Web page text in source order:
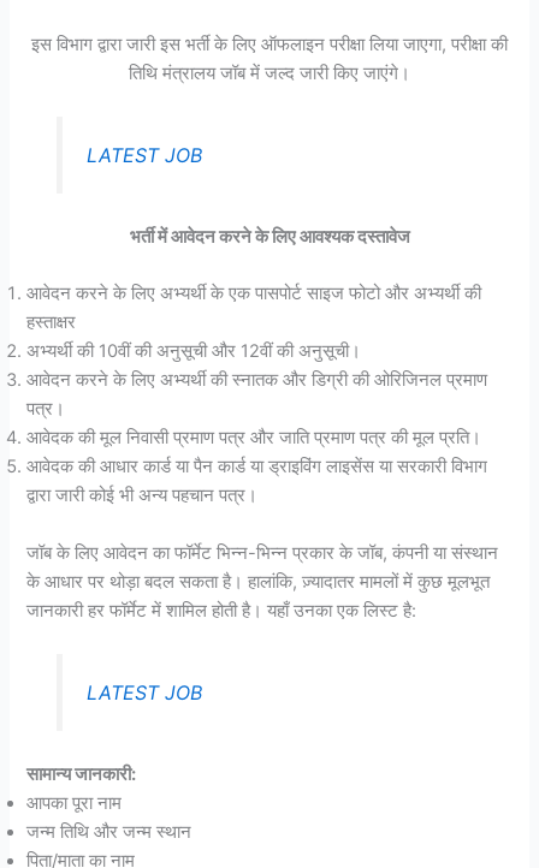
इस विभाग द्वारा जारी इस भर्ती के लिए ऑफलाइन परीक्षा लिया जाएगा, परीक्षा की
तिथि मंत्रालय जॉब में जल्द जारी किए जाएंगे।
LATEST JOB
भर्ती में आवेदन करने के लिए आवश्यक दस्तावेज
आवेदन करने के लिए अभ्यर्थी के एक पासपोर्ट साइज फोटो और अभ्यर्थी की
हस्ताक्षर
अभ्यर्थी की 10वीं की अनुसूची और 12वीं की अनुसूची।
आवेदन करने के लिए अभ्यर्थी की स्नातक और डिग्री की ओरिजिनल प्रमाण
पत्र।
आवेदक की मूल निवासी प्रमाण पत्र और जाति प्रमाण पत्र की मूल प्रति।
आवेदक की आधार कार्ड या पैन कार्ड या ड्राइविंग लाइसेंस या सरकारी विभाग
द्वारा जारी कोई भी अन्य पहचान पत्र।
जॉब के लिए आवेदन का फॉर्मेट भिन्न-भिन्न प्रकार के जॉब, कंपनी या संस्थान
के आधार पर थोड़ा बदल सकता है। हालांकि, ज़्यादातर मामलों में कुछ मूलभूत
जानकारी हर फॉर्मेट में शामिल होती है। यहाँ उनका एक लिस्ट है:
LATEST JOB
सामान्य जानकारी:
आपका पूरा नाम
जन्म तिथि और जन्म स्थान
पिता/माता का नाम